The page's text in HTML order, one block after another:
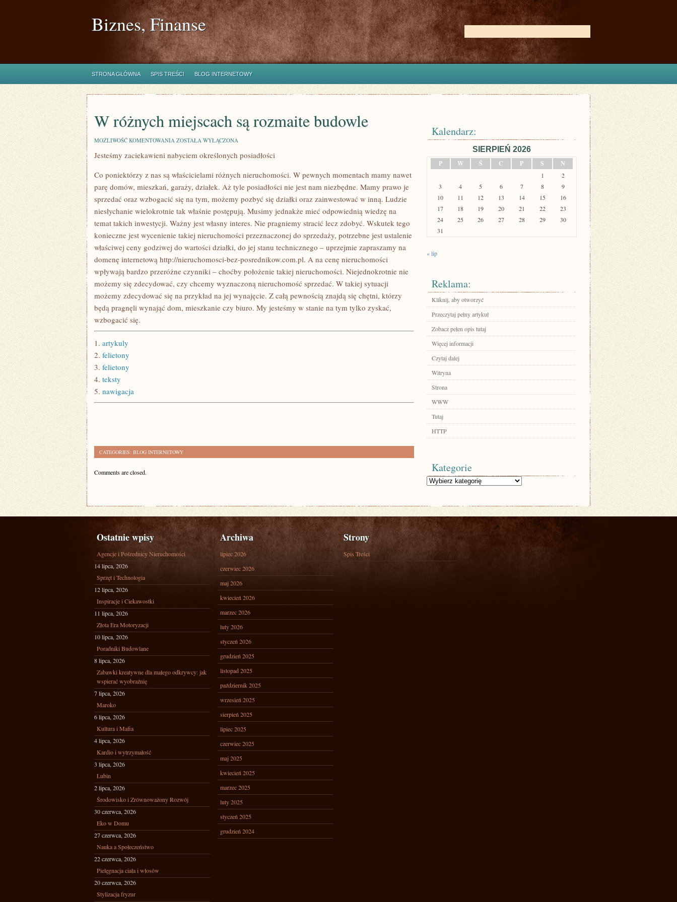
Biznes, Finanse
STRONA GŁÓWNA SPIS TREŚCI BLOG INTERNETOWY
W różnych miejscach są rozmaite budowle
MOŻLIWOŚĆ KOMENTOWANIA W
MIEJSCACH
SĄ
BUDOWLE
ZOSTAŁA WYŁĄCZONA
Jesteśmy zaciekawieni nabyciem określonych posiadłości
Co poniektórzy z nas są właścicielami różnych nieruchomości. W pewnych momentach mamy nawet
parę domów, mieszkań, garaży, działek. Aż tyle posiadłości nie jest nam niezbędne. Mamy prawo je
sprzedać oraz wzbogacić się na tym, możemy pozbyć się działki oraz zainwestować w inną. Ludzie
niesłychanie wielokrotnie tak właśnie postępują. Musimy jednakże mieć odpowiednią wiedzę na
temat takich inwestycji. Ważny jest własny interes. Nie pragniemy stracić lecz zdobyć. Wskutek tego
konieczne jest wycenienie takiej nieruchomości przeznaczonej do sprzedaży, potrzebne jest ustalenie
właściwej ceny godziwej do wartości działki, do jej stanu technicznego – uprzejmie zapraszamy na
domenę internetową http://nieruchomosci-bez-posrednikow.com.pl. A na cenę nieruchomości
wpływają bardzo przeróżne czynniki – choćby położenie takiej nieruchomości. Niejednokrotnie nie
możemy się zdecydować, czy chcemy wyznaczoną nieruchomość sprzedać. W takiej sytuacji
możemy zdecydować się na przykład na jej wynajęcie. Z całą pewnością znajdą się chętni, którzy
będą pragnęli wynająć dom, mieszkanie czy biuro. My jesteśmy w stanie na tym tylko zyskać,
wzbogacić się.
1. artykuly
2. felietony
3. felietony
4. teksty
5. nawigacja
CATEGORIES: BLOG INTERNETOWY
Comments are closed.
Kalendarz:
SIERPIEŃ 2026
P
W Ś C P S N
1
2
3
4 5 6 7 8
9
10
11 12 13 14 15
16
17
18 19 20 21 22
23
24
25 26 27 28 29
30
31
« lip
Reklama:
Kliknij, aby otworzyć
Przeczytaj pełny artykuł
Zobacz pełen opis tutaj
Więcej informacji
Czytaj dalej
Witryna
Strona
WWW
Tutaj
HTTP
Kategorie
Kategorie
Ostatnie wpisy
Agencje i Pośrednicy Nieruchomości
14 lipca, 2026
Sprzęt i Technologia
12 lipca, 2026
Inspiracje i Ciekawostki
11 lipca, 2026
Złota Era Motoryzacji
10 lipca, 2026
Poradniki Budowlane
8 lipca, 2026
Zabawki kreatywne dla małego odkrywcy: jak
wspierać wyobraźnię
7 lipca, 2026
Maroko
6 lipca, 2026
Kultura i Mafia
4 lipca, 2026
Kardio i wytrzymałość
3 lipca, 2026
Lubin
2 lipca, 2026
Środowisko i Zrównoważony Rozwój
30 czerwca, 2026
Eko w Domu
27 czerwca, 2026
Nauka a Społeczeństwo
22 czerwca, 2026
Pielęgnacja ciała i włosów
20 czerwca, 2026
Stylizacja fryzur
Archiwa
lipiec 2026
czerwiec 2026
maj 2026
kwiecień 2026
marzec 2026
luty 2026
styczeń 2026
grudzień 2025
listopad 2025
październik 2025
wrzesień 2025
sierpień 2025
lipiec 2025
czerwiec 2025
maj 2025
kwiecień 2025
marzec 2025
luty 2025
styczeń 2025
grudzień 2024
Strony
Spis Treści